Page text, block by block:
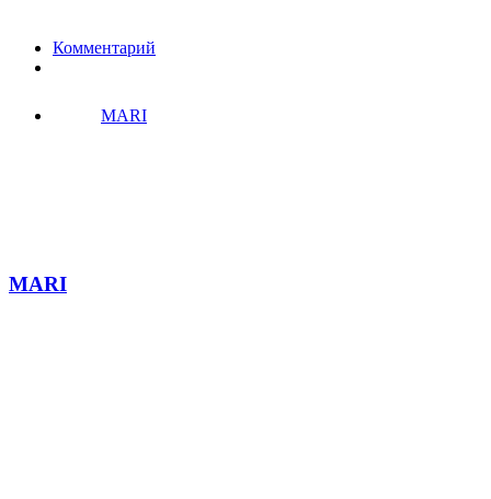
Комментарий
MARI
MARI